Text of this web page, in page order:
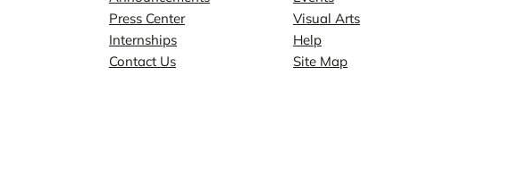
Press Center
Internships
Contact Us
Visual Arts
Help
Site Map